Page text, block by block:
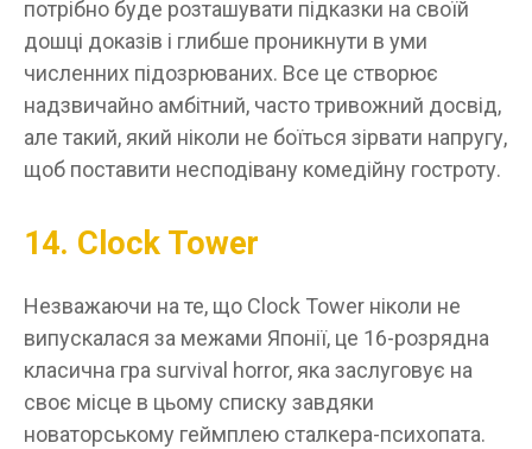
потрібно буде розташувати підказки на своїй
дошці доказів і глибше проникнути в уми
численних підозрюваних. Все це створює
надзвичайно амбітний, часто тривожний досвід,
але такий, який ніколи не боїться зірвати напругу,
щоб поставити несподівану комедійну гостроту.
14. Clock Tower
Незважаючи на те, що Clock Tower ніколи не
випускалася за межами Японії, це 16-розрядна
класична гра survival horror, яка заслуговує на
своє місце в цьому списку завдяки
новаторському геймплею сталкера-психопата.